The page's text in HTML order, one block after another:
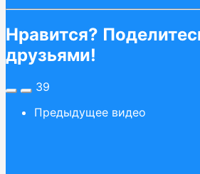
Нравится?
друзьями!
39
Предыдущее видео